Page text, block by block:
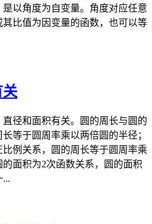
以角度为自变量。角度对应任意
比值为因变量的函数，也可以等
关
径和面积有关。圆的周长与圆的
等于圆周率乘以两倍圆的半径；
例关系，圆的周长等于圆周率乘
面积为2次函数关系，圆的面积
...